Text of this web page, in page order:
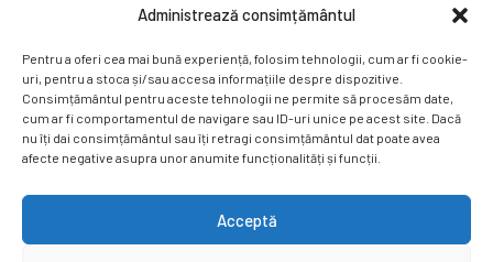
Administrează consimțământul
Pentru a oferi cea mai bună experiență, folosim tehnologii, cum ar fi cookie-
uri, pentru a stoca și/sau accesa informațiile despre dispozitive.
Consimțământul pentru aceste tehnologii ne permite să procesăm date,
cum ar fi comportamentul de navigare sau ID-uri unice pe acest site. Dacă
nu îți dai consimțământul sau îți retragi consimțământul dat poate avea
afecte negative asupra unor anumite funcționalități și funcții.
Acceptă
Ne puteți găsi și pe rețelele sociale.